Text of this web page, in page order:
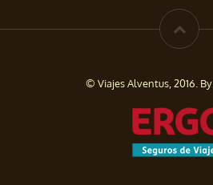
© Viajes Alventus, 2016. By